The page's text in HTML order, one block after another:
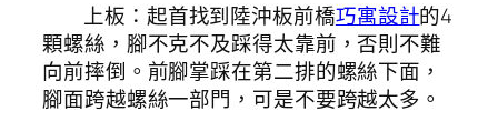
上板：起首找到陸沖板前橋巧寓設計的4
顆螺絲，腳不克不及踩得太靠前，否則不難
向前摔倒。前腳掌踩在第二排的螺絲下面，
腳面跨越螺絲一部門，可是不要跨越太多。